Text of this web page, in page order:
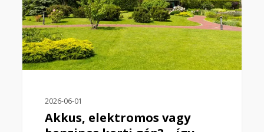
2026-06-01
Akkus, elektromos vagy